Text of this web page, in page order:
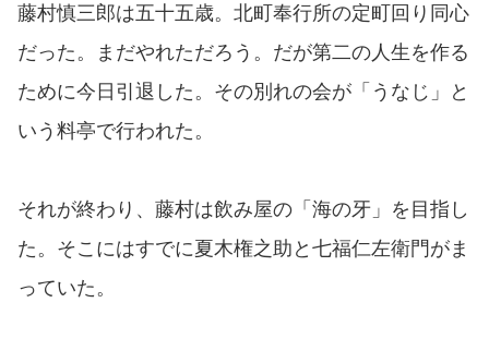
藤村慎三郎は五十五歳。北町奉行所の定町回り同心
だった。まだやれただろう。だが第二の人生を作る
ために今日引退した。その別れの会が「うなじ」と
いう料亭で行われた。
それが終わり、藤村は飲み屋の「海の牙」を目指し
た。そこにはすでに夏木権之助と七福仁左衛門がま
っていた。